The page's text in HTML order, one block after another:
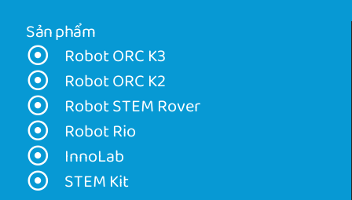
Sản phẩm
Robot ORC K3
Robot ORC K2
Robot STEM Rover
Robot Rio
InnoLab
STEM Kit